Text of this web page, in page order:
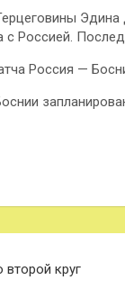
Россией.
Россия —
круг